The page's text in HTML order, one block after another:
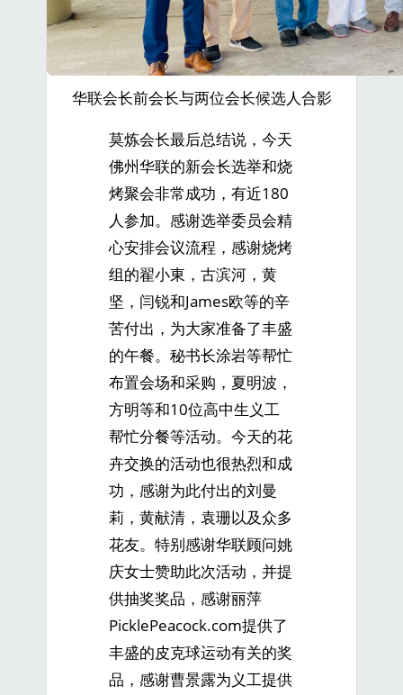
华联会长前会长与两位会长候选人合影
莫炼会长最后总结说，今天
佛州华联的新会长选举和烧
烤聚会非常成功，有近180
人参加。感谢选举委员会精
心安排会议流程，感谢烧烤
组的翟小東，古滨河，黄
坚，闫锐和James欧等的辛
苦付出，为大家准备了丰盛
的午餐。秘书长涂岩等帮忙
布置会场和采购，夏明波，
方明等和10位高中生义工
帮忙分餐等活动。今天的花
卉交换的活动也很热烈和成
功，感谢为此付出的刘曼
莉，黄献清，袁珊以及众多
花友。特别感谢华联顾问姚
庆女士赞助此次活动，并提
供抽奖奖品，感谢丽萍
PicklePeacock.com提供了
丰盛的皮克球运动有关的奖
品，感谢曹景露为义工提供